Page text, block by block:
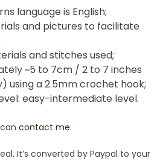
language is English;
and pictures to facilitate
and stitches used;
~5 to 7cm / 2 to 7 inches
using a 2.5mm crochet hook;
easy-intermediate level.
contact me.
It’s converted by Paypal to your